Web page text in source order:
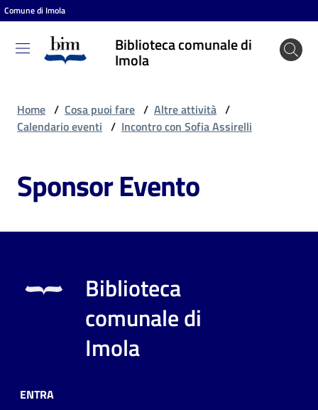
Vai al contenuto
Vai alla navigazione
Vai al footer
Comune di Imola
Biblioteca comunale di
Imola
Biblioteca
comunale
puoi
Risorse
Home / Cosa puoi fare / Altre attività /
Calendario eventi / Incontro con Sofia Assirelli
Sponsor Evento
Biblioteca
comunale di
Imola
ENTRA